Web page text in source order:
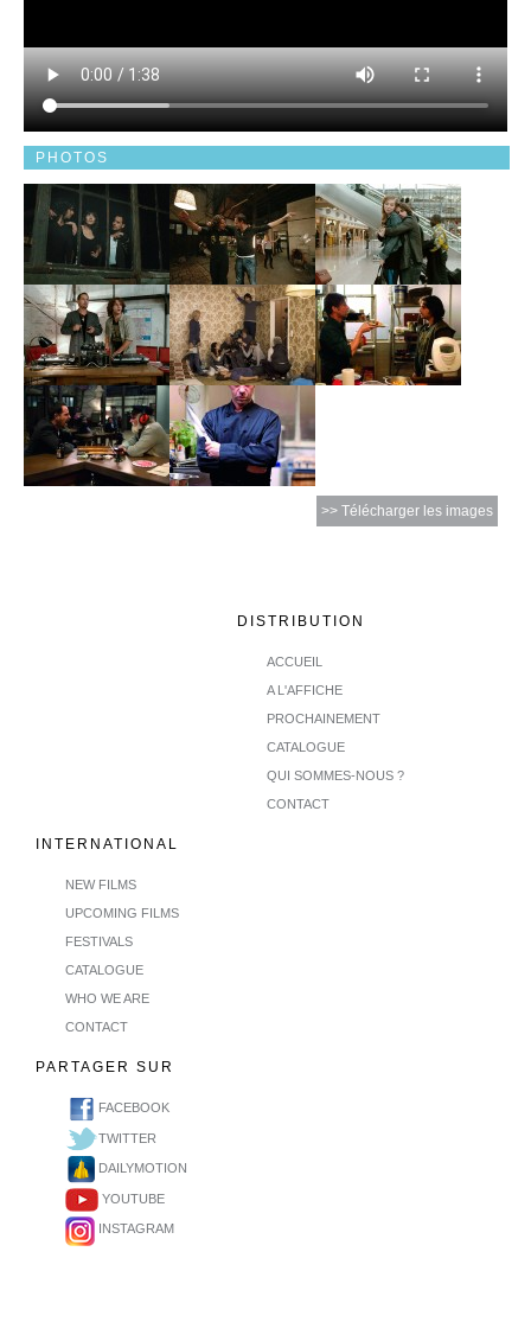
PHOTOS
>> Télécharger les images
DISTRIBUTION
ACCUEIL
A L'AFFICHE
PROCHAINEMENT
CATALOGUE
QUI SOMMES-NOUS ?
CONTACT
INTERNATIONAL
NEW FILMS
UPCOMING FILMS
FESTIVALS
CATALOGUE
WHO WE ARE
CONTACT
PARTAGER SUR
FACEBOOK
TWITTER
DAILYMOTION
YOUTUBE
INSTAGRAM